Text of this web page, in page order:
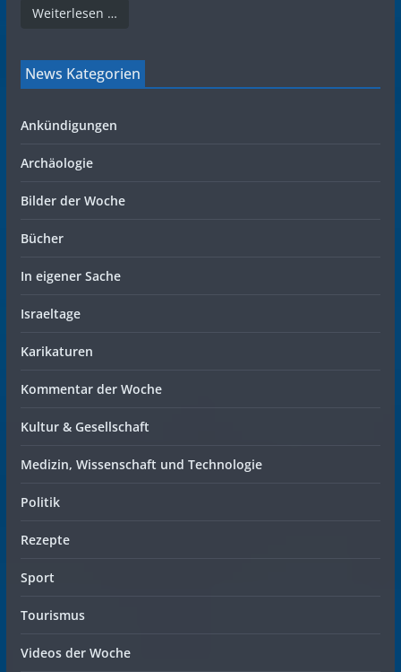
Weiterlesen …
News Kategorien
Ankündigungen
Archäologie
Bilder der Woche
Bücher
In eigener Sache
Israeltage
Karikaturen
Kommentar der Woche
Kultur & Gesellschaft
Medizin, Wissenschaft und Technologie
Politik
Rezepte
Sport
Tourismus
Videos der Woche